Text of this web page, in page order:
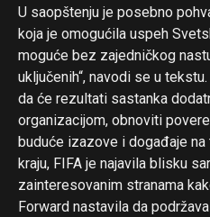
U saopštenju je posebno
koja je omogućila uspeh
moguće bez zajedničkog
uključenih“, navodi se u
da će rezultati sastanka
organizacijom, obnoviti
buduće izazove i događaje na
kraju, FIFA je najavila blisku
zainteresovanim stranama
Forward nastavila da